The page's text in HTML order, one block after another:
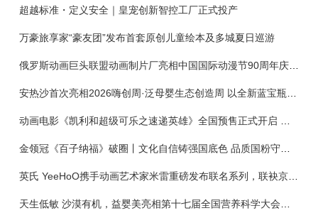
超越标准・定义安全｜皇宠创新智控工厂正式投产
万豪旅享家“豪友团”发布首套原创儿童绘本及多城夏日巡游
俄罗斯动画巨头联盟动画制片厂亮相中国国际动漫节90周年庆开启中国之旅新篇章
金领冠《百子纳福》破圈丨文化自信铸强国底色 品质国粉守护新生
英氏 YeeHoO携手动画艺术家米雷重磅发布联名系列，联袂京东深化全渠道战略